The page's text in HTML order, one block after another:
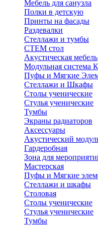
Мебель для санузла
Полки в детскую
Принты на фасады
Раздевалки
Стеллажи и тумбы
СТЕМ стол
Акустическая мебель
Модульная система
Пуфы и Мягкие
Стеллажи и Шкафы
Столы ученические
Стулья ученические
Тумбы
Экраны радиаторов
Аксессуары
Акустический
Гардеробная
Зона для
Мастерская
Пуфы и Мягкие
Стеллажи и шкафы
Столовая
Столы ученические
Стулья ученические
Тумбы